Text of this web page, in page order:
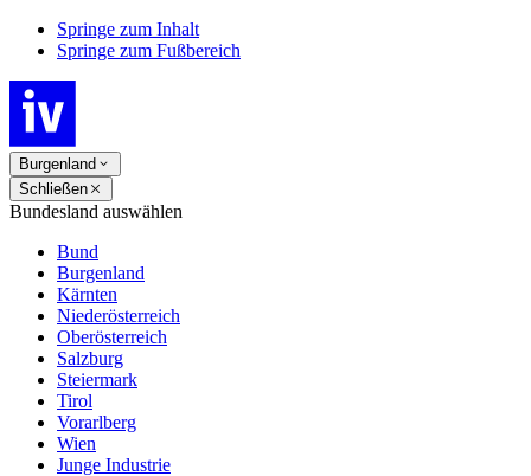
Springe zum Inhalt
Springe zum Fußbereich
Burgenland
Schließen
Bundesland auswählen
Bund
Burgenland
Kärnten
Niederösterreich
Oberösterreich
Salzburg
Steiermark
Tirol
Vorarlberg
Wien
Junge Industrie